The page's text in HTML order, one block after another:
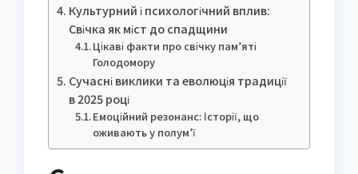
Культурний і психологічний вплив:
Свічка як міст до спадщини
Цікаві факти про свічку пам’яті
Голодомору
Сучасні виклики та еволюція традиції
в 2025 році
Емоційний резонанс: Історії, що
оживають у полум’ї